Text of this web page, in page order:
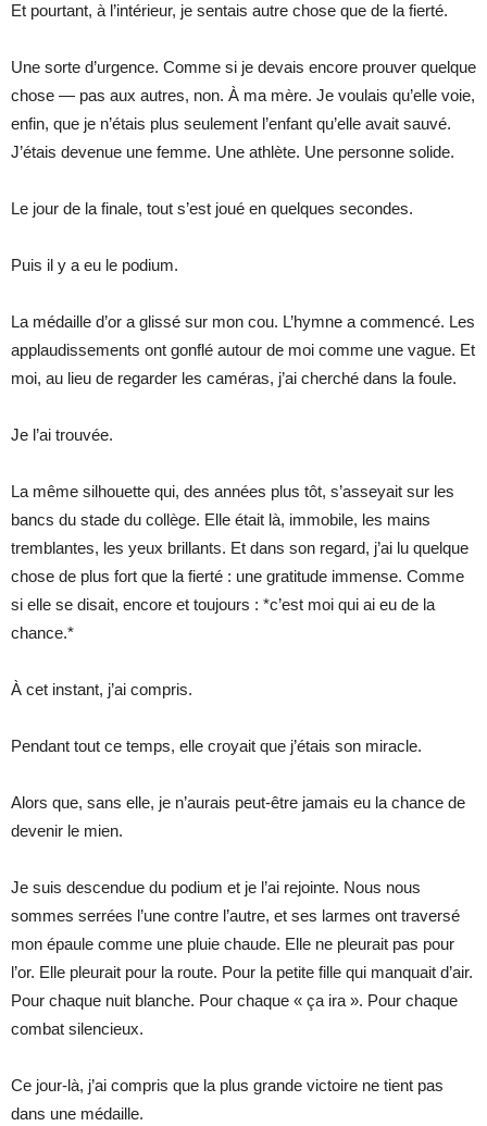
Et pourtant, à l’intérieur, je sentais autre chose que de la fierté.
Une sorte d’urgence. Comme si je devais encore prouver quelque
chose — pas aux autres, non. À ma mère. Je voulais qu’elle voie,
enfin, que je n’étais plus seulement l’enfant qu’elle avait sauvé.
J’étais devenue une femme. Une athlète. Une personne solide.
Le jour de la finale, tout s’est joué en quelques secondes.
Puis il y a eu le podium.
La médaille d’or a glissé sur mon cou. L’hymne a commencé. Les
applaudissements ont gonflé autour de moi comme une vague. Et
moi, au lieu de regarder les caméras, j’ai cherché dans la foule.
Je l’ai trouvée.
La même silhouette qui, des années plus tôt, s’asseyait sur les
bancs du stade du collège. Elle était là, immobile, les mains
tremblantes, les yeux brillants. Et dans son regard, j’ai lu quelque
chose de plus fort que la fierté : une gratitude immense. Comme
si elle se disait, encore et toujours : *c’est moi qui ai eu de la
chance.*
À cet instant, j’ai compris.
Pendant tout ce temps, elle croyait que j’étais son miracle.
Alors que, sans elle, je n’aurais peut-être jamais eu la chance de
devenir le mien.
Je suis descendue du podium et je l’ai rejointe. Nous nous
sommes serrées l’une contre l’autre, et ses larmes ont traversé
mon épaule comme une pluie chaude. Elle ne pleurait pas pour
l’or. Elle pleurait pour la route. Pour la petite fille qui manquait d’air.
Pour chaque nuit blanche. Pour chaque « ça ira ». Pour chaque
combat silencieux.
Ce jour-là, j’ai compris que la plus grande victoire ne tient pas
dans une médaille.